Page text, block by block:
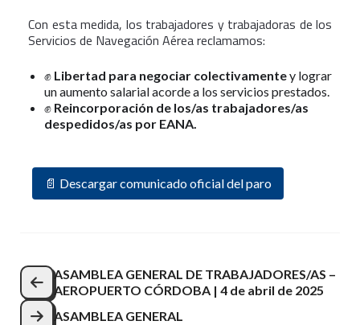
Con esta medida, los trabajadores y trabajadoras de los
Servicios de Navegación Aérea reclamamos:
✊ Libertad para negociar colectivamentey lograr
un aumento salarial acorde a los servicios prestados.
✊ Reincorporación de los/as trabajadores/as
despedidos/as por EANA.
📄 Descargar comunicado oficial del paro
ASAMBLEA GENERAL DE TRABAJADORES/AS –
AEROPUERTO CÓRDOBA | 4 de abril de 2025
ASAMBLEA GENERAL